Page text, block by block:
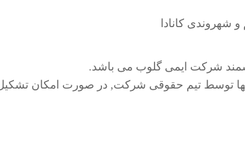
کانادا
شرکت ایمی گلوب می باشد.
توسط تیم حقوقی شرکت, در صورت امکان